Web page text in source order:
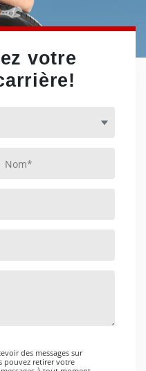
votre
des messages sur
pouvez retirer votre